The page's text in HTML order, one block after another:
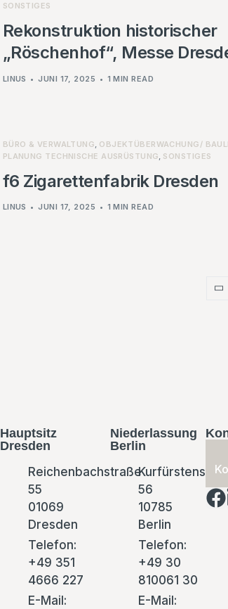
SONSTIGES
Rekonstruktion historischer
„Röschenhof“, Messe
LINUS JUNI 17, 2025 1 MIN READ
BÜRO & VERWALTUNG, OBJEKTÜBERWACHUNG/
PLANUNG TECHNISCHE AUSRÜSTUNG, SONSTIGES
f6 Zigarettenfabrik Dresden
LINUS JUNI 17, 2025 1 MIN READ
Hauptsitz
Dresden
Reichenbachstraße
55
01069
Dresden
Telefon:
+49 351
4666 227
E-Mail:
Niederlassung
Berlin
56
10785
Berlin
Telefon:
+49 30
810061 30
E-Mail: